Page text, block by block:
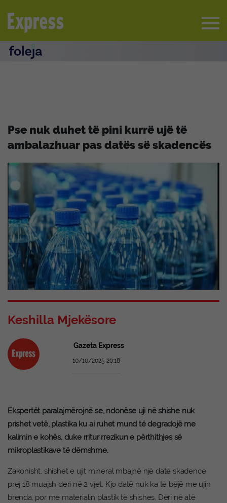
Pse nuk duhet të pini kurrë ujë të
ambalazhuar pas datës së skadencës
Keshilla Mjekësore
Gazeta Express
10/10/2025 20:18
Ekspertët paralajmërojnë se, ndonëse uji në shishe nuk
prishet vetë, plastika ku ai ruhet mund të degradojë me
kalimin e kohës, duke rritur rrezikun e përthithjes së
mikroplastikave të dëmshme.
Zakonisht, shishet e ujit mineral mbajnë një datë skadence
prej 18 muajsh deri në 2 vjet. Kjo datë nuk ka të bëjë me ujin
brenda, por me materialin plastik të shishes. Deri në atë